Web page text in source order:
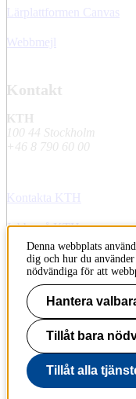
Lärplattformen Canvas
Webbmejl
Kontakt
KTH
100 44 Stockholm
+46 8 790 60 00
Kontakta KTH
Jobba på KTH
Press och media
Faktura och betalning
Om KTH:s webbplatser
Tillgänglighetsredogörelse
Till sidans topp
Denna webbplats
dig och hur du
nödvändiga för att
Hantera
Tillåt bara
Tillåt alla